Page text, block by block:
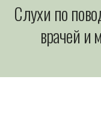
Слухи по
врачей и